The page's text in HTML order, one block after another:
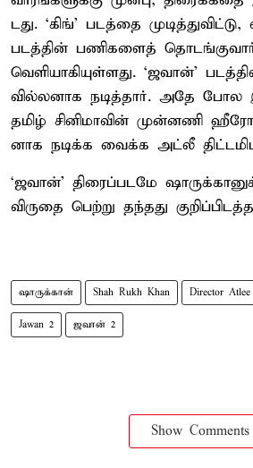
டது. ‘கிங்’ படத்தை
படத்​தின் பணி​களைத்
வெளி​யாகி​யுள்​ளது. ‘ஜவான்’
வில்​ல​னாக நடித்​தார். அதே போல
தமிழ் சினி​மா​வின் முன்​னணி​
னாக நடிக்க வைக்க அட்லீ
‘ஜவான்’ திரைப்படமே
விருதை பெற்று தந்தது
ஷாருக்கான் Shah Rukh Khan Director Atlee
Jawan 2 ஜ​வான் 2
Show Comments